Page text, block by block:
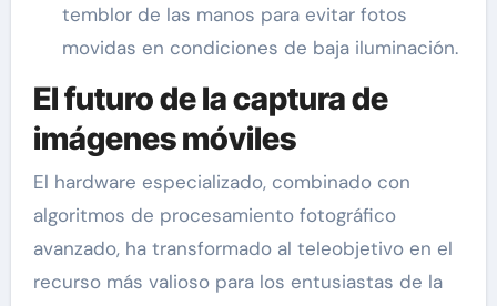
temblor de las manos para evitar fotos
movidas en condiciones de baja iluminación.
El futuro de la captura de
imágenes móviles
El hardware especializado, combinado con
algoritmos de procesamiento fotográfico
avanzado, ha transformado al teleobjetivo en el
recurso más valioso para los entusiastas de la